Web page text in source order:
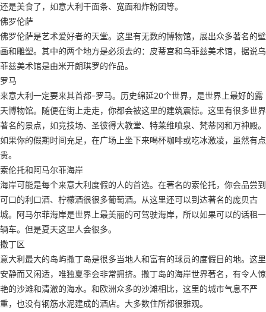
还是美食了，如意大利干面条、宽面和炸粉团等。
佛罗伦萨
佛罗伦萨是艺术爱好者的天堂。这里有无数的博物馆，展出众多著名的壁
画和雕塑。其中的两个地方是必须去的：皮蒂宫和乌菲兹美术馆，据说乌
菲兹美术馆是由米开朗琪罗的作品。
罗马
来意大利一定要来其首都–罗马。历史绵延20个世界，是世界上最好的露
天博物馆。随便在街上走走，你都会被这里的建筑震惊。这里有很多世界
著名的景点，如竞技场、圣彼得大教堂、特莱维喷泉、梵蒂冈和万神殿。
如果你的假期时间充足，在广场上坐下来喝杯咖啡或吃冰激凌，虽然有点
贵。
索伦托和阿马尔菲海岸
海岸可能是每个来意大利度假的人的首选。在著名的索伦托，你会品尝到
可口的利口酒、柠檬酒很很多葡萄酒。从这里还可以到达著名的庞贝古
城。阿马尔菲海岸是世界上最美丽的可驾驶海岸，所以如果可以的话租一
辆车。但是夏天这里人会很多。
撒丁区
意大利最大的岛屿撒丁岛是很多当地人和富有的球员的度假目的地。这里
安静而又闲适，唯独夏季会非常拥挤。撒丁岛的海岸世界著名，有令人惊
艳的沙滩和清澈的海水。和欧洲众多的沙滩相比，这里的城市气息不严
重，也没有钢筋水泥建成的酒店。大多数住所都很雅观。